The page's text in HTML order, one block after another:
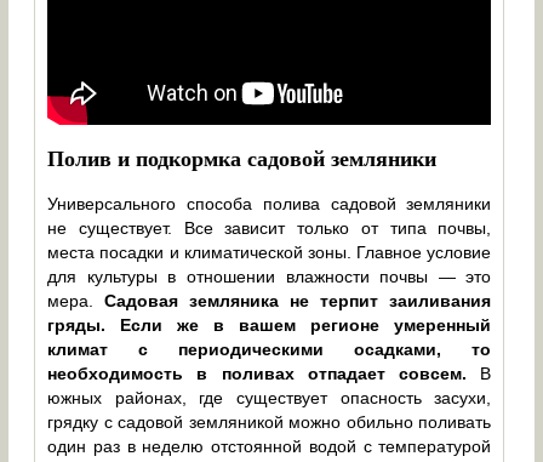
Полив и подкормка садовой земляники
Универсального способа полива садовой земляники
не существует. Все зависит только от типа почвы,
места посадки и климатической зоны. Главное условие
для культуры в отношении влажности почвы — это
мера.Садовая земляника не терпит заиливания
гряды. Если же в вашем регионе умеренный
климат с периодическими осадками, то
необходимость в поливах отпадает совсем. В
южных районах, где существует опасность засухи,
грядку с садовой земляникой можно обильно поливать
один раз в неделю отстоянной водой с температурой